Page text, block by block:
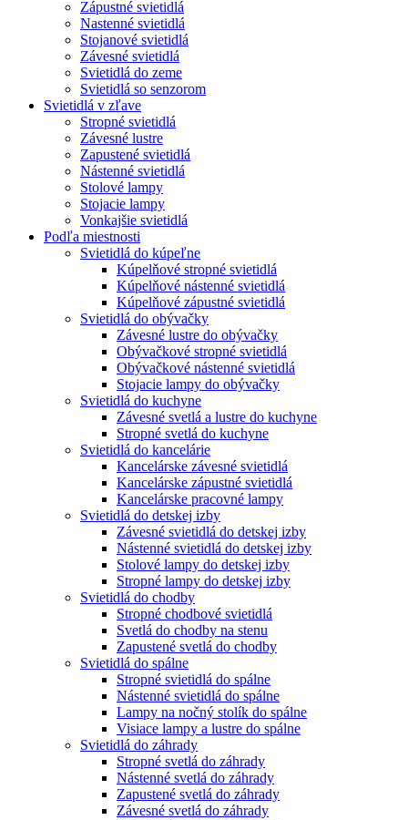
Zápustné svietidlá
Nastenné svietidlá
Stojanové svietidlá
Závesné svietidlá
Svietidlá do zeme
Svietidlá so senzorom
Svietidlá v zľave
Stropné svietidlá
Závesné lustre
Zapustené svietidlá
Nástenné svietidlá
Stolové lampy
Stojacie lampy
Vonkajšie svietidlá
Podľa miestnosti
Svietidlá do kúpeľne
Kúpelňové stropné svietidlá
Kúpelňové nástenné svietidlá
Kúpelňové zápustné svietidlá
Svietidlá do obývačky
Závesné lustre do obývačky
Obývačkové stropné svietidlá
Obývačkové nástenné svietidlá
Stojacie lampy do obývačky
Svietidlá do kuchyne
Závesné svetlá a lustre do kuchyne
Stropné svetlá do kuchyne
Svietidlá do kancelárie
Kancelárske závesné svietidlá
Kancelárske zápustné svietidlá
Kancelárske pracovné lampy
Svietidlá do detskej izby
Závesné svietidlá do detskej izby
Nástenné svietidlá do detskej izby
Stolové lampy do detskej izby
Stropné lampy do detskej izby
Svietidlá do chodby
Stropné chodbové svietidlá
Svetlá do chodby na stenu
Zapustené svetlá do chodby
Svietidlá do spálne
Stropné svietidlá do spálne
Nástenné svietidlá do spálne
Lampy na nočný stolík do spálne
Visiace lampy a lustre do spálne
Svietidlá do záhrady
Stropné svetlá do záhrady
Nástenné svetlá do záhrady
Zapustené svetlá do záhrady
Závesné svetlá do záhrady